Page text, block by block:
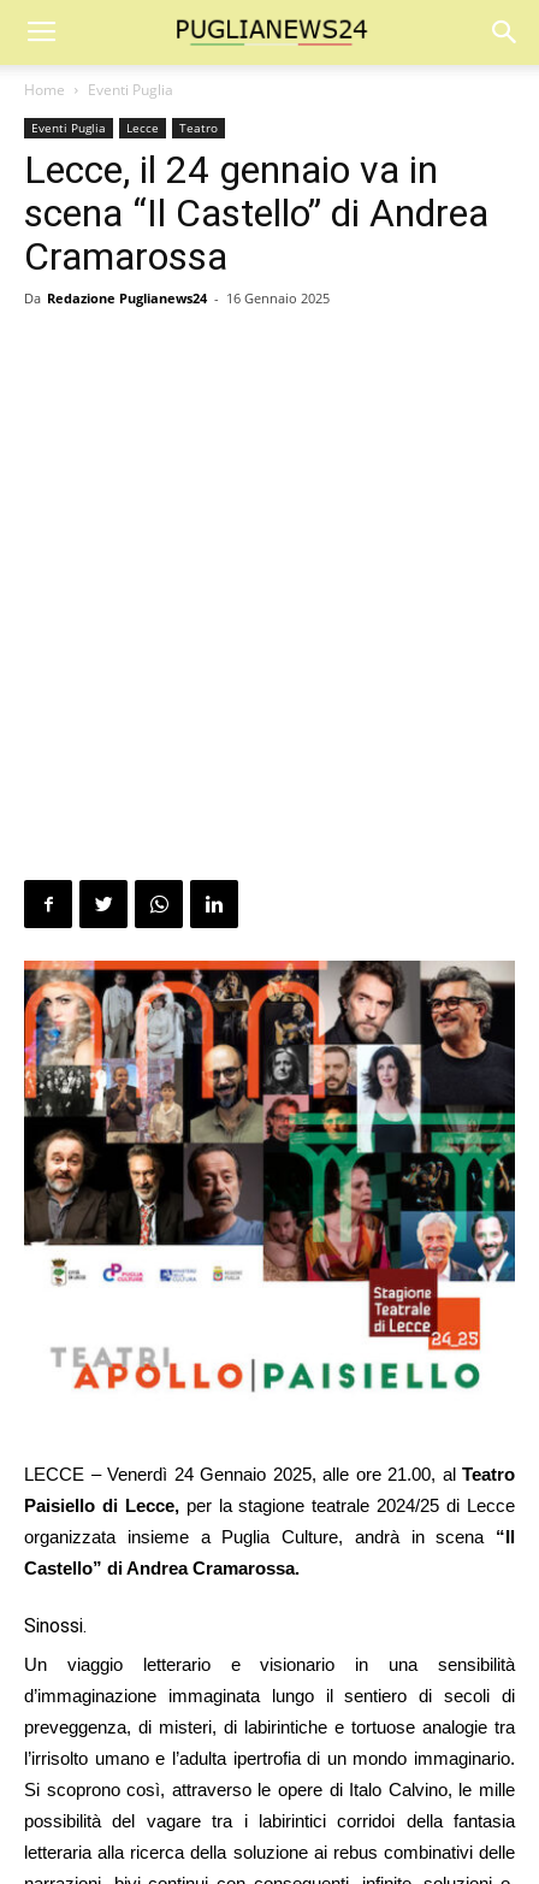
Home Eventi Puglia
Eventi Puglia Lecce Teatro
Lecce, il 24 gennaio va in
scena “Il Castello” di Andrea
Cramarossa
Da Redazione Puglianews24 - 16 Gennaio 2025
LECCE – Venerdì 24 Gennaio 2025, alle ore 21.00, alTeatro
Paisiello di Lecce,per la stagione teatrale 2024/25 di Lecce
organizzata insieme a Puglia Culture, andrà in scena “Il
Castello” di Andrea Cramarossa.
Sinossi.
Un viaggio letterario e visionario in una sensibilità
d’immaginazione immaginata lungo il sentiero di secoli di
preveggenza, di misteri, di labirintiche e tortuose analogie tra
l’irrisolto umano e l’adulta ipertrofia di un mondo immaginario.
Si scoprono così, attraverso le opere di Italo Calvino, le mille
possibilità del vagare tra i labirintici corridoi della fantasia
letteraria alla ricerca della soluzione ai rebus combinativi delle